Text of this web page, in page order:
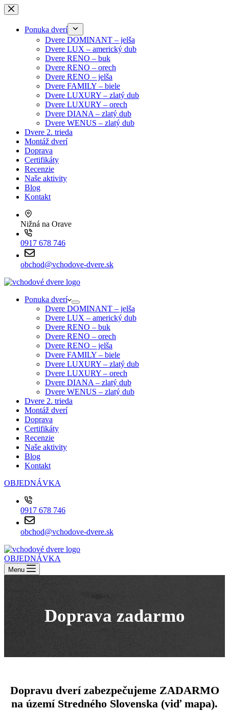
Skip
to
contentPonuka dverí
Dvere DOMINANT – jelša
Dvere LUX – americký dub
Dvere RENO – buk
Dvere RENO – orech
Dvere RENO – jelša
Dvere FAMILY – biele
Dvere LUXURY – zlatý dub
Dvere LUXURY – orech
Dvere DIANA – zlatý dub
Dvere WENUS – zlatý dub
Dvere 2. trieda
Montáž dverí
Doprava
Certifikáty
Recenzie
Naše aktivity
Blog
Kontakt
Nižná na Orave
0917 678 746
obchod@vchodove-dvere.sk
Ponuka dverí
Dvere DOMINANT – jelša
Dvere LUX – americký dub
Dvere RENO – buk
Dvere RENO – orech
Dvere RENO – jelša
Dvere FAMILY – biele
Dvere LUXURY – zlatý dub
Dvere LUXURY – orech
Dvere DIANA – zlatý dub
Dvere WENUS – zlatý dub
Dvere 2. trieda
Montáž dverí
Doprava
Certifikáty
Recenzie
Naše aktivity
Blog
Kontakt
OBJEDNÁVKA
0917 678 746
obchod@vchodove-dvere.sk
OBJEDNÁVKA
Menu
Doprava zadarmo
Dopravu dverí zabezpečujeme ZADARMO
na území Stredného Slovenska (viď mapa).